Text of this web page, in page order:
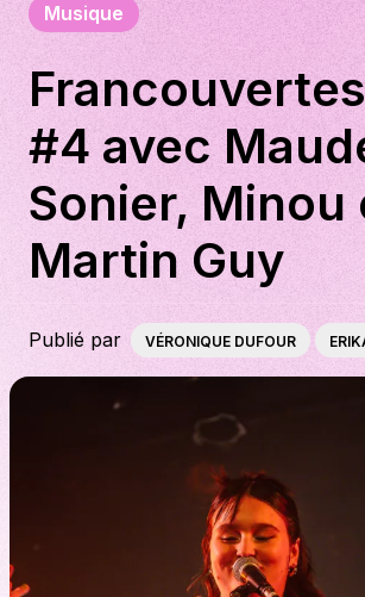
Balados
Reportages
Palmarès
À propos
S'impliquer
Carrière
Location
Musique
#4 avec
Sonier, Minou
Martin Guy
Publié par VÉRONIQUE DUFOUR